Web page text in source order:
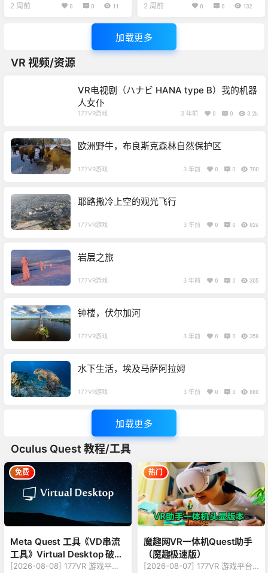
【更新内容】：修复新和改进更
评指数】：8.0 【游戏名称】：D
作、射击 【游戏平台】：HTC VI
VE / Oculus / Valve Index / 所
联机】：单人离线 【游戏…
2 周前 0 0 11
ve 2 版本 【更新内容】：修复新
说明 【好评指数】：8.0 【游戏
名称】：Kebab Simulator VR
【游戏类型】：打架、趣味、动
生V…
2 周前 0 0 132
加载更多
VR 视频/资源
VR电视剧（ハナビ HANA type B）我的机器
人女仆
177VR游戏 3 年前 0 0 3.2k
欧洲野牛，布良斯克森林自然保护区
177VR游戏 3 年前 0 0 700
耶路撒冷上空的观光飞行
177VR游戏 3 年前 0 0 826
岩层之旅
177VR游戏 3 年前 0 0 305
钟楼，伏尔加河
177VR游戏 3 年前 0 0 358
水下生活，埃及马萨阿拉姆
177VR游戏 3 年前 0 0 880
加载更多
Oculus Quest 教程/工具
免费
Meta Quest 工具《VD串流
工具》Virtual Desktop 破解
版
[2026-08-08] 177VR 游戏平台
热门
魔趣网VR一体机Quest助手
（魔趣极速版）
[2026-08-07] 177VR 游戏平台